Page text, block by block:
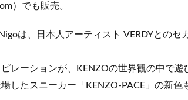
）でも販売。
は、日本人アーティスト VERDYとのセ
レーションが、KENZOの世界観の中で遊
したスニーカー「KENZO-PACE」の新色